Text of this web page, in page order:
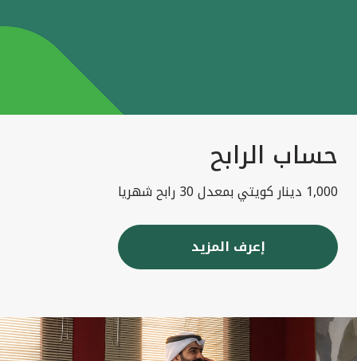
حساب الرابح
1,000 دينار كويتي بمعدل 30 رابح شهريا
إعرف المزيد